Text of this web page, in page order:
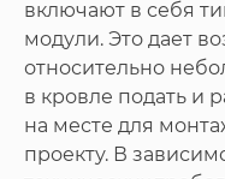
включают в себя
модули. Это дает
относительно
в кровле подать и
на месте для
проекту. В